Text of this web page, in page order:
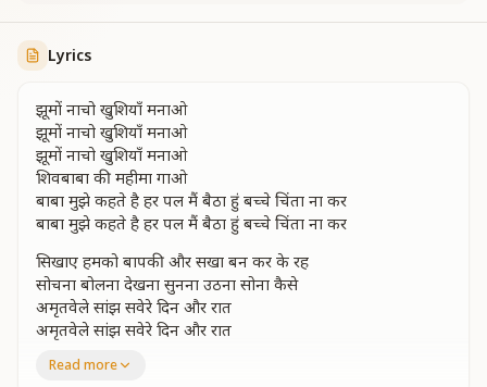
Lyrics
झूमों नाचो खुशियाँ मनाओ
झूमों नाचो खुशियाँ मनाओ
झूमों नाचो खुशियाँ मनाओ
शिवबाबा की महीमा गाओ
बाबा मुझे कहते है हर पल मैं बैठा हुं बच्चे चिंता ना कर
बाबा मुझे कहते है हर पल मैं बैठा हुं बच्चे चिंता ना कर
सिखाए हमको बापकी और सखा बन कर के रह
सोचना बोलना देखना सुनना उठना सोना कैसे
अमृतवेले सांझ सवेरे दिन और रात
अमृतवेले सांझ सवेरे दिन और रात
चिंतन करके ज्ञान की
Read more